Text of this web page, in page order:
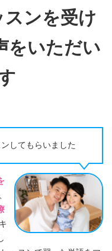
ンを受け
をいただい
してもらいました